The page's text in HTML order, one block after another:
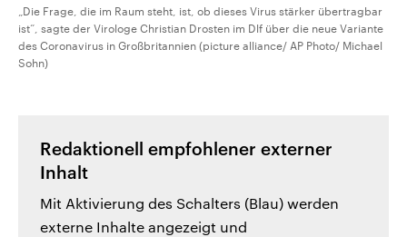
„Die Frage, die im Raum steht, ist, ob dieses Virus stärker übertragbar
ist“, sagte der Virologe Christian Drosten im Dlf über die neue Variante
des Coronavirus in Großbritannien (picture alliance/ AP Photo/ Michael
Sohn)
Redaktionell empfohlener externer
Inhalt
Mit Aktivierung des Schalters (Blau) werden
externe Inhalte angezeigt und